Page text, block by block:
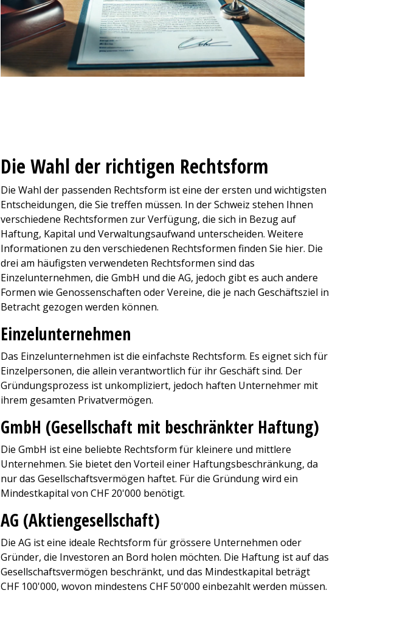
Die Wahl der richtigen Rechtsform
Die Wahl der passenden Rechtsform ist eine der ersten und wichtigsten
Entscheidungen, die Sie treffen müssen. In der Schweiz stehen Ihnen
verschiedene Rechtsformen zur Verfügung, die sich in Bezug auf
Haftung, Kapital und Verwaltungsaufwand unterscheiden. Weitere
Informationen zu den verschiedenen Rechtsformen finden Sie hier. Die
drei am häufigsten verwendeten Rechtsformen sind das
Einzelunternehmen, die GmbH und die AG, jedoch gibt es auch andere
Formen wie Genossenschaften oder Vereine, die je nach Geschäftsziel in
Betracht gezogen werden können.
Einzelunternehmen
Das Einzelunternehmen ist die einfachste Rechtsform. Es eignet sich für
Einzelpersonen, die allein verantwortlich für ihr Geschäft sind. Der
Gründungsprozess ist unkompliziert, jedoch haften Unternehmer mit
ihrem gesamten Privatvermögen.
GmbH (Gesellschaft mit beschränkter Haftung)
Die GmbH ist eine beliebte Rechtsform für kleinere und mittlere
Unternehmen. Sie bietet den Vorteil einer Haftungsbeschränkung, da
nur das Gesellschaftsvermögen haftet. Für die Gründung wird ein
Mindestkapital von CHF 20'000 benötigt.
AG (Aktiengesellschaft)
Die AG ist eine ideale Rechtsform für grössere Unternehmen oder
Gründer, die Investoren an Bord holen möchten. Die Haftung ist auf das
Gesellschaftsvermögen beschränkt, und das Mindestkapital beträgt
CHF 100'000, wovon mindestens CHF 50'000 einbezahlt werden müssen.